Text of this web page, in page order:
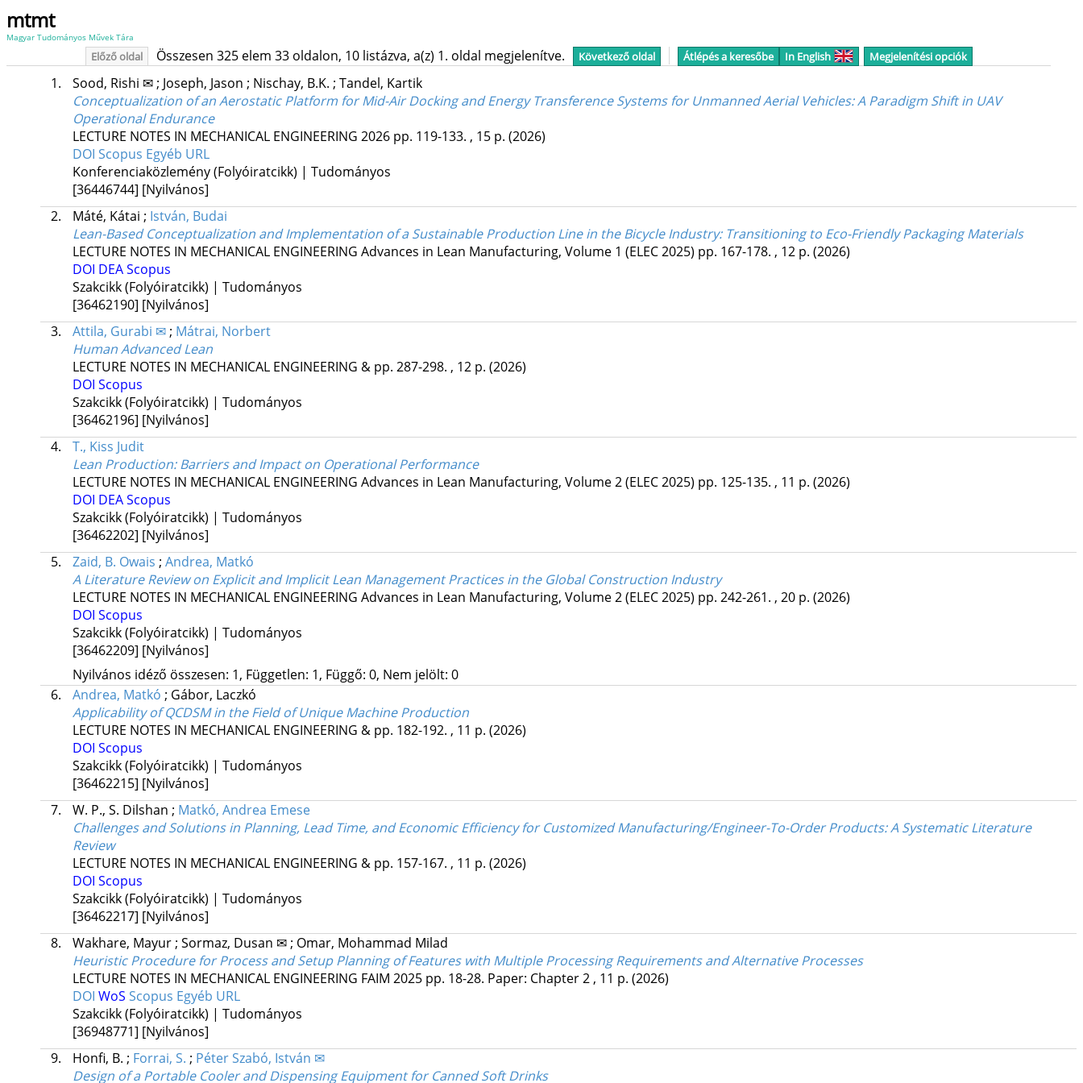
mtmt
Magyar Tudományos Művek Tára
Előző oldal Összesen 325 elem 33 oldalon, 10 listázva, a(z) 1. oldal megjelenítve. Következő oldal Átlépés a keresőbe In English Megjelenítési opciók
1. Sood, Rishi ✉; Joseph, Jason ; Nischay, B.K. ; Tandel, Kartik
Conceptualization of an Aerostatic Platform for Mid-Air Docking and Energy Transference Systems for Unmanned Aerial Vehicles: A Paradigm Shift in UAV
Operational Endurance
LECTURE NOTES IN MECHANICAL ENGINEERING 2026 pp. 119-133. , 15 p. (2026)
DOI Scopus Egyéb URL
Konferenciaközlemény (Folyóiratcikk) | Tudományos
[36446744] [Nyilvános]
2.
Máté, Kátai ; István, Budai
Lean-Based Conceptualization and Implementation of a Sustainable Production Line in the Bicycle Industry: Transitioning to Eco-Friendly Packaging Materials
LECTURE NOTES IN MECHANICAL ENGINEERING Advances in Lean Manufacturing, Volume 1 (ELEC 2025) pp. 167-178. , 12 p. (2026)
DOI DEAScopus
Szakcikk (Folyóiratcikk) | Tudományos
[36462190] [Nyilvános]
3.
Attila, Gurabi ✉; Mátrai, Norbert
Human Advanced Lean
LECTURE NOTES IN MECHANICAL ENGINEERING & pp. 287-298. , 12 p. (2026)
DOI Scopus
Szakcikk (Folyóiratcikk) | Tudományos
[36462196] [Nyilvános]
4.
T., Kiss Judit
Lean Production: Barriers and Impact on Operational Performance
LECTURE NOTES IN MECHANICAL ENGINEERING Advances in Lean Manufacturing, Volume 2 (ELEC 2025) pp. 125-135. , 11 p. (2026)
DOI DEAScopus
Szakcikk (Folyóiratcikk) | Tudományos
[36462202] [Nyilvános]
5.
Zaid, B. Owais ; Andrea, Matkó
A Literature Review on Explicit and Implicit Lean Management Practices in the Global Construction Industry
LECTURE NOTES IN MECHANICAL ENGINEERING Advances in Lean Manufacturing, Volume 2 (ELEC 2025) pp. 242-261. , 20 p. (2026)
DOI Scopus
Szakcikk (Folyóiratcikk) | Tudományos
[36462209] [Nyilvános]
Nyilvános idéző összesen: 1, Független: 1, Függő: 0, Nem jelölt: 0
6.
Andrea, Matkó ; Gábor, Laczkó
Applicability of QCDSM in the Field of Unique Machine Production
LECTURE NOTES IN MECHANICAL ENGINEERING & pp. 182-192. , 11 p. (2026)
DOI Scopus
Szakcikk (Folyóiratcikk) | Tudományos
[36462215] [Nyilvános]
7.
W. P., S. Dilshan ; Matkó, Andrea Emese
Challenges and Solutions in Planning, Lead Time, and Economic Efficiency for Customized Manufacturing/Engineer-To-Order Products: A Systematic Literature
Review
LECTURE NOTES IN MECHANICAL ENGINEERING & pp. 157-167. , 11 p. (2026)
DOI Scopus
Szakcikk (Folyóiratcikk) | Tudományos
[36462217] [Nyilvános]
8.
Wakhare, Mayur; Sormaz, Dusan ✉; Omar, Mohammad Milad
Heuristic Procedure for Process and Setup Planning of Features with Multiple Processing Requirements and Alternative Processes
LECTURE NOTES IN MECHANICAL ENGINEERING FAIM 2025 pp. 18-28. Paper: Chapter 2 , 11 p. (2026)
DOI WoS Scopus Egyéb URL
Szakcikk (Folyóiratcikk) | Tudományos
[36948771] [Nyilvános]
9.
Honfi, B. ; Forrai, S. ; Péter Szabó, István ✉
Design of a Portable Cooler and Dispensing Equipment for Canned Soft Drinks